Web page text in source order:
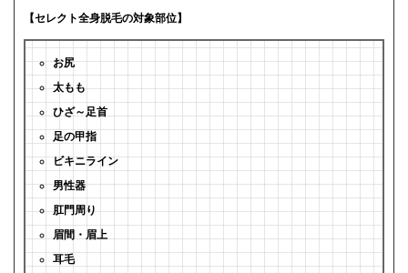
【セレクト全身脱毛の対象部位】
お尻
太もも
ひざ～足首
足の甲指
ビキニライン
男性器
肛門周り
眉間・眉上
耳毛